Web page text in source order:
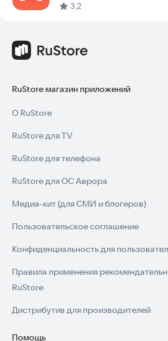
3,2
RuStore магазин приложений
О RuStore
RuStore для TV
RuStore для телефона
RuStore для ОС Аврора
Медиа-кит (для СМИ и блогеров)
Пользовательское соглашение
Конфиденциальность для
Правила применения
RuStore
Дистрибутив для производителей
Помощь